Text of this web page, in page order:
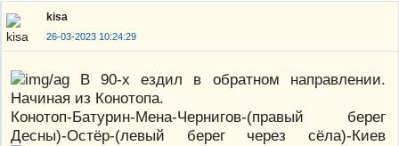
kisa
26-03-2023 10:24:29
В 90-х ездил в обратном направлении.
Начиная из Конотопа.
Конотоп-Батурин-Мена-Чернигов-(правый берег
Десны)-Остёр-(левый берег через сёла)-Киев